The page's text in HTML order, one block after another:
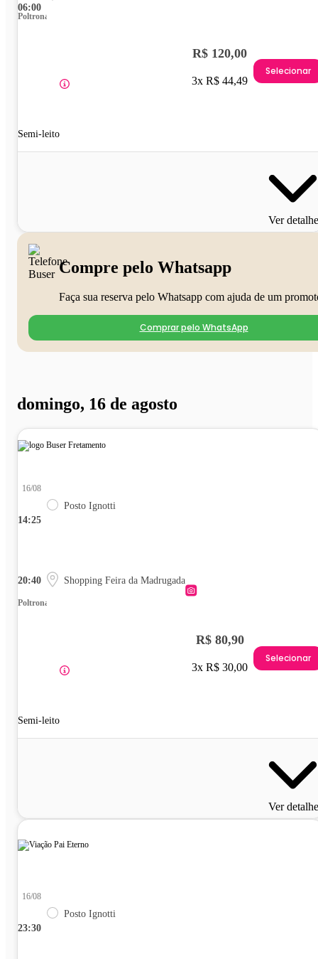
06:00
Poltrona
Semi-leito
R$ 120,00
3x R$ 44,49
Selecionar
Ver
Compre pelo Whatsapp
Faça sua reserva pelo Whatsapp com ajuda de um
Comprar pelo WhatsApp
domingo, 16 de agosto
14:25
16/08
Posto Ignotti
20:40 Shopping Feira da Madrugada
Poltrona
Semi-leito
R$ 80,90
3x R$ 30,00
Selecionar
Ver
23:30
16/08
Posto Ignotti